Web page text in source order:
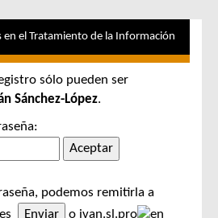
en el Tratamiento de la Información
sólo pueden ser
Sánchez-López.
podemos remitirla a
o ivan.sl.pro